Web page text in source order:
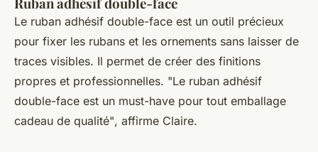
Le ruban adhésif double-face est un outil précieux
pour fixer les rubans et les ornements sans laisser de
traces visibles. Il permet de créer des finitions
propres et professionnelles. "Le ruban adhésif
double-face est un must-have pour tout emballage
cadeau de qualité", affirme Claire.